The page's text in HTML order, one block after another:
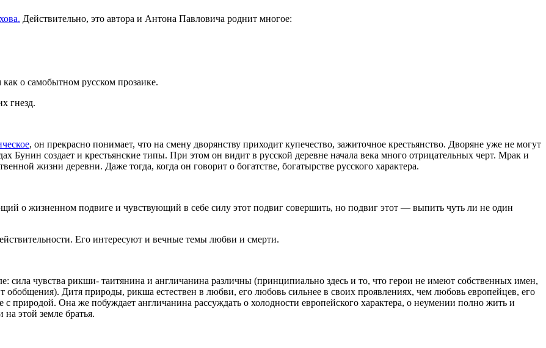
Действительно, это автора и Антона Павловича роднит многое:
о самобытном русском прозаике.
гнезд.
, он прекрасно понимает, что на смену дворянству приходит купечество, зажиточное крестьянство. Дворяне уже не могут
Бунин создает и крестьянские типы. При этом он видит в русской деревне начала века много отрицательных черт. Мрак и
жизни деревни. Даже тогда, когда он говорит о богатстве, богатырстве русского характера.
о жизненном подвиге и чувствующий в себе силу этот подвиг совершить, но подвиг этот — выпить чуть ли не один
Его интересуют и вечные темы любви и смерти.
сила чувства рикши- таитянина и англичанина различны (принципиально здесь и то, что герои не имеют собственных имен,
Дитя природы, рикша естествен в любви, его любовь сильнее в своих проявлениях, чем любовь европейцев, его
с природой. Она же побуждает англичанина рассуждать о холодности европейского характера, о неумении полно жить и
этой земле братья.